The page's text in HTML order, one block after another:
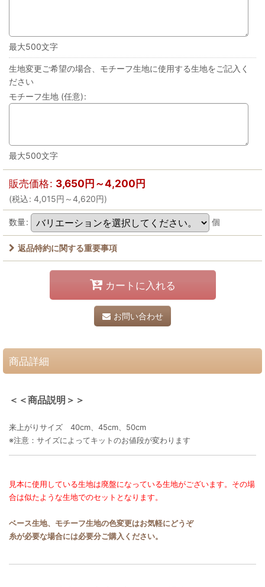
最大500文字
生地変更ご希望の場合、モチーフ生地に使用する生地をご記入く
ださい
モチーフ生地 (任意):
最大500文字
販売価格: 3,650円～4,200円
(税込: 4,015円 ～4,620円)
数量: 個
返品特約に関する重要事項
カートに入れる
お問い合わせ
商品詳細
＜＜商品説明＞＞
来上がりサイズ 40cm、45cm、50cm
※注意：サイズによってキットのお値段が変わります
見本に使用している生地は廃盤になっている生地がございます。その場
合は似たような生地でのセットとなります。
ベース生地、モチーフ生地の色変更はお気軽にどうぞ
糸が必要な場合には必要分ご購入ください。